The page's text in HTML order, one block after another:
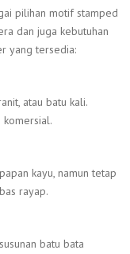
pilihan motif stamped
dan juga kebutuhan
yang tersedia:
atau batu kali.
komersial.
kayu, namun tetap
rayap.
batu bata